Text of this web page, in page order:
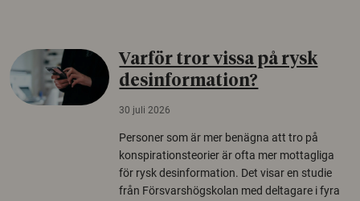
Varför tror vissa på rysk
desinformation?
30 juli 2026
Personer som är mer benägna att tro på
konspirationsteorier är ofta mer mottagliga
för rysk desinformation. Det visar en studie
från Försvarshögskolan med deltagare i fyra